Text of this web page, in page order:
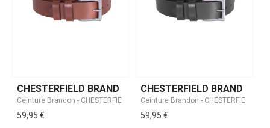
CHESTERFIELD BRAND
59,95 €
CHESTERFIELD BRAND
59,95 €